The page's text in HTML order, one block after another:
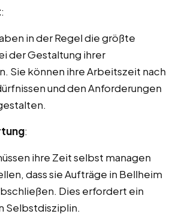
:
in der Regel die größte
der Gestaltung ihrer
Sie können ihre Arbeitszeit nach
und den Anforderungen
:
ihre Zeit selbst managen
dass sie Aufträge in Bellheim
Dies erfordert ein
Selbstdisziplin.